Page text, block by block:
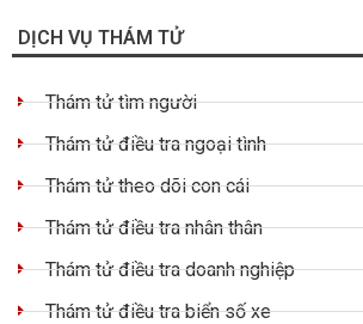
DỊCH VỤ THÁM TỬ
Thám tử tìm người
Thám tử điều tra ngoại tình
Thám tử theo dõi con cái
Thám tử điều tra nhân thân
Thám tử điều tra doanh nghiệp
Thám tử điều tra biển số xe